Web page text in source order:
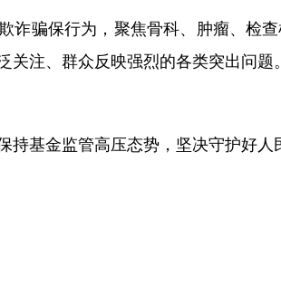
骗保行为，聚焦骨科、肿瘤、检
关注、群众反映强烈的各类突出问
金监管高压态势，坚决守护好人民